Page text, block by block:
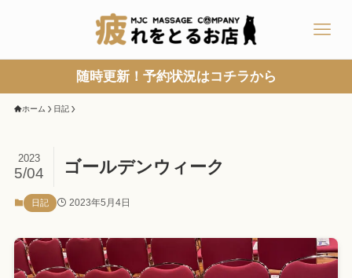
随時更新！予約状況はコチラから
ホーム 日記
ゴールデンウィーク
2023
5/04
日記 2023年5月4日